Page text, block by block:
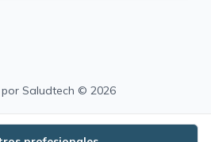
Saludtech © 2026